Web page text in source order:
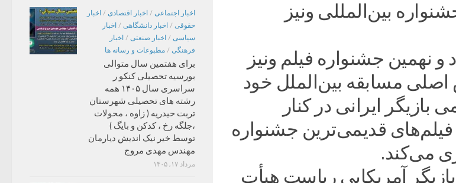
بین‌المللی ونیز
و نهمین جشنواره فیلم ونیز
مسابقه بین‌الملل خود
بازیگر ایرانی در کنار
قدیمی‌ترین جشنواره
می‌کند.
آمریکایی ریاست هیأت
اخبار اجتماعی / اخبار اقتصادی / اخبار
حقوقی / اخبار دانشگاهی / اخبار
سیاسی / اخبار صنعتی / اخبار
فرهنگی / مطبوعات و رسانه ها
برای هفتمین سال متوالی
بورسیه تحصیلی کنکو ر
سراسری سال ۱۴۰۵ همه
رشته های تحصیلی شهرستان
تربت حیدریه ( زاوه ، محولات
،جلگه رخ ، کدکن و بایگ )
توسط خیر نیک اندیش دیارمان
مهندس مهدی مروج
مرداد ۱۷, ۱۴۰۵